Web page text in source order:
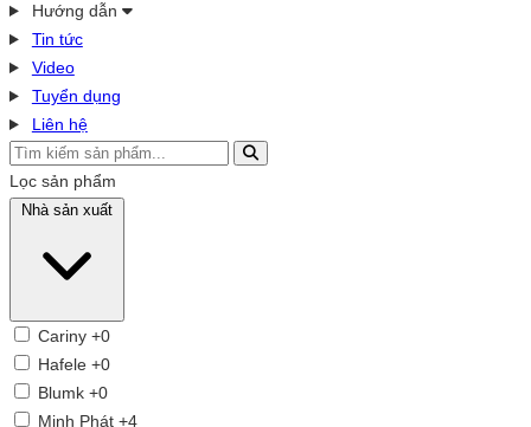
Hướng dẫn
Tin tức
Video
Tuyển dụng
Liên hệ
Lọc sản phẩm
Nhà sản xuất
Cariny +0
Hafele +0
Blumk +0
Minh Phát +4